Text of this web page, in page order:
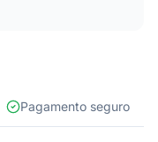
Pagamento seguro